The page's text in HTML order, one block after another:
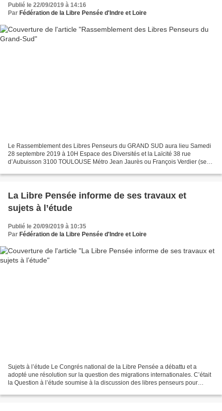
Publié le 22/09/2019 à 14:16
Par Fédération de la Libre Pensée d'Indre et Loire
Le Rassemblement des Libres Penseurs du GRAND SUD aura lieu Samedi
28 septembre 2019 à 10H Espace des Diversités et la Laïcité 38 rue
d’Aubuisson 3100 TOULOUSE Métro Jean Jaurès ou François Verdier (se
La Libre Pensée informe de ses travaux et
sujets à l’étude
Publié le 20/09/2019 à 10:35
Par Fédération de la Libre Pensée d'Indre et Loire
Sujets à l’étude Le Congrés national de la Libre Pensée a débattu et a
adopté une résolution sur la question des migrations internationales. C’était
la Question à l’étude soumise à la discussion des libres penseurs pour